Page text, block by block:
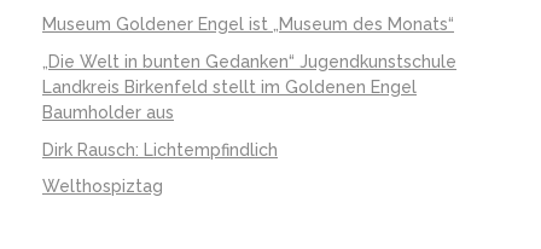
Museum Goldener Engel ist „Museum des Monats“
„Die Welt in bunten Gedanken“ Jugendkunstschule
Landkreis Birkenfeld stellt im Goldenen Engel
Baumholder aus
Dirk Rausch: Lichtempfindlich
Welthospiztag